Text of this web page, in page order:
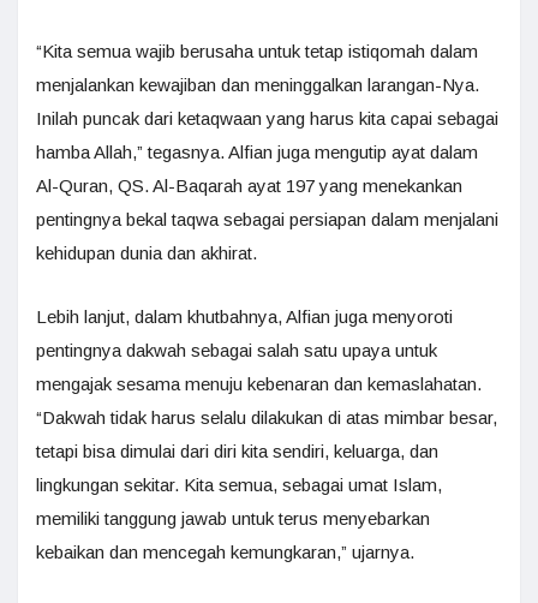
“Kita semua wajib berusaha untuk tetap istiqomah dalam
menjalankan kewajiban dan meninggalkan larangan-Nya.
Inilah puncak dari ketaqwaan yang harus kita capai sebagai
hamba Allah,” tegasnya. Alfian juga mengutip ayat dalam
Al-Quran, QS. Al-Baqarah ayat 197 yang menekankan
pentingnya bekal taqwa sebagai persiapan dalam menjalani
kehidupan dunia dan akhirat.
Lebih lanjut, dalam khutbahnya, Alfian juga menyoroti
pentingnya dakwah sebagai salah satu upaya untuk
mengajak sesama menuju kebenaran dan kemaslahatan.
“Dakwah tidak harus selalu dilakukan di atas mimbar besar,
tetapi bisa dimulai dari diri kita sendiri, keluarga, dan
lingkungan sekitar. Kita semua, sebagai umat Islam,
memiliki tanggung jawab untuk terus menyebarkan
kebaikan dan mencegah kemungkaran,” ujarnya.